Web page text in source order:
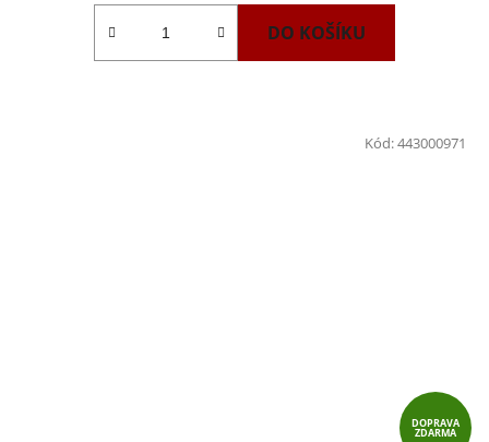
DO KOŠÍKU
DOPRAVA
ZDARMA
Kód:443000971